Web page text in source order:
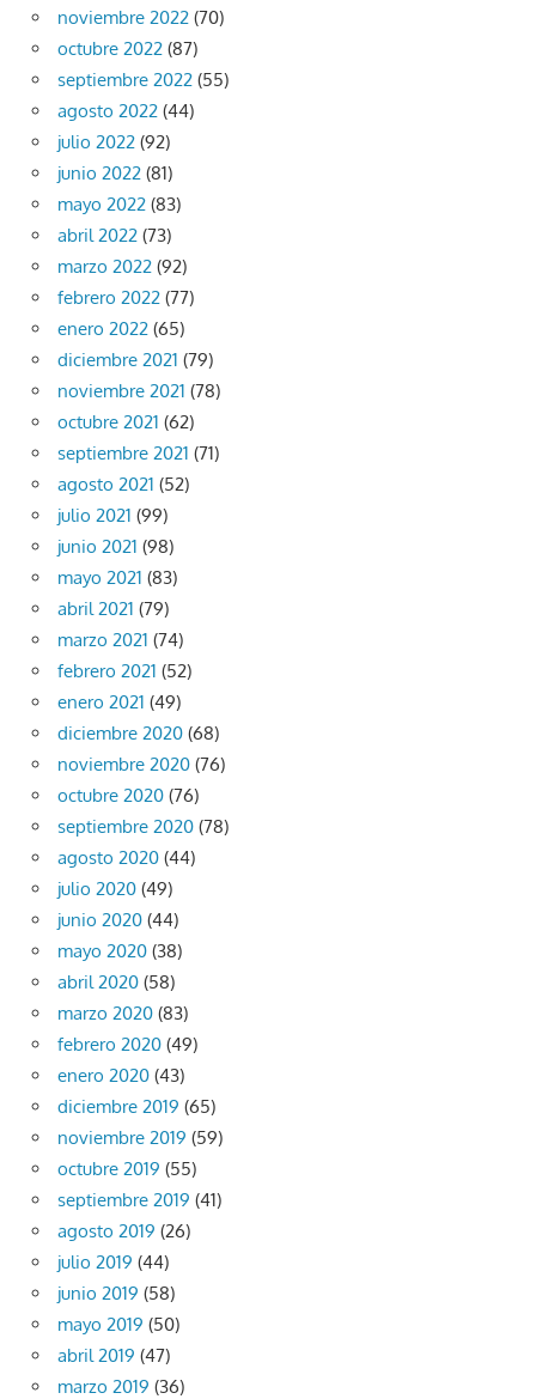
noviembre 2022 (70)
octubre 2022 (87)
septiembre 2022 (55)
agosto 2022 (44)
julio 2022 (92)
junio 2022 (81)
mayo 2022 (83)
abril 2022 (73)
marzo 2022 (92)
febrero 2022 (77)
enero 2022 (65)
diciembre 2021 (79)
noviembre 2021 (78)
octubre 2021 (62)
septiembre 2021 (71)
agosto 2021 (52)
julio 2021 (99)
junio 2021 (98)
mayo 2021 (83)
abril 2021 (79)
marzo 2021 (74)
febrero 2021 (52)
enero 2021 (49)
diciembre 2020 (68)
noviembre 2020 (76)
octubre 2020 (76)
septiembre 2020 (78)
agosto 2020 (44)
julio 2020 (49)
junio 2020 (44)
mayo 2020 (38)
abril 2020 (58)
marzo 2020 (83)
febrero 2020 (49)
enero 2020 (43)
diciembre 2019 (65)
noviembre 2019 (59)
octubre 2019 (55)
septiembre 2019 (41)
agosto 2019 (26)
julio 2019 (44)
junio 2019 (58)
mayo 2019 (50)
abril 2019 (47)
marzo 2019 (36)